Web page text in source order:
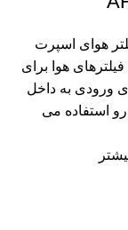
هوای اسپرت
مدل AFS فیلترهای هوا برای
ورودی به داخل
استفاده می